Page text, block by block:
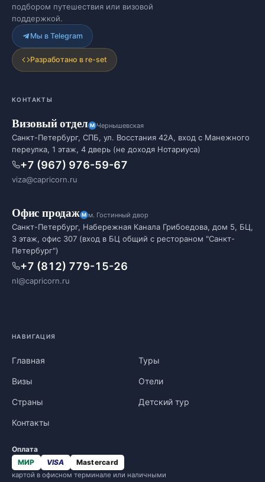
подбором путешествия или визовой
поддержкой.
Мы в Telegram
Разработано в re-set
КОНТАКТЫ
Визовый отдел Чернышевская
Санкт-Петербург, СПБ, ул. Восстания 42А, вход с Манежного
переулка, 1 этаж, 4 дверь (не доходя Нотариуса)
+7 (967) 976-59-67
viza@capricorn.ru
Офис продаж м. Гостинный двор
Санкт-Петербург, Набережная Канала Грибоедова, дом 5, БЦ,
3 этаж, офис 307 (вход в БЦ общий с рестораном "Санкт-
Петербург")
+7 (812) 779-15-26
nl@capricorn.ru
НАВИГАЦИЯ
Главная Туры
Визы Отели
Страны Детский тур
Контакты
Оплата
МИР
VISA Mastercard
картой в офисном терминале или наличными